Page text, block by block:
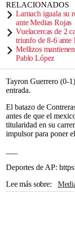
RELACIONADOS
Larnach iguala su
ante Medias Rojas
Vuelacercas de 2
triunfo de 8-6 ante
Mellizos
Pablo López
Tayron Guerrero (0-
entrada.
El batazo de
antes de que el
titularidad en su
impulsor para poner
Deportes de AP:
Lee más sobre